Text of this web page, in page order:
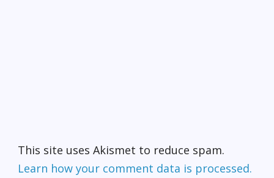
This site uses Akismet to reduce spam.
Learn how your comment data is processed.